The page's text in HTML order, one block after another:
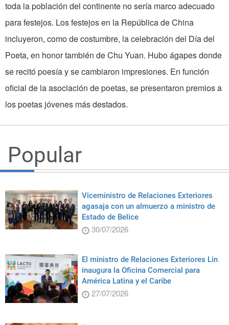
toda la población del continente no sería marco adecuado
para festejos. Los festejos en la República de China
incluyeron, como de costumbre, la celebración del Día del
Poeta, en honor también de Chu Yuan. Hubo ágapes donde
se recitó poesía y se cambiaron impresiones. En función
oficial de la asociación de poetas, se presentaron premios a
los poetas jóvenes más destados.
Popular
Viceministro de Relaciones Exteriores
agasaja con un almuerzo a ministro de
Estado de Belice
30/07/2026
El ministro de Relaciones Exteriores Lin
inaugura la Oficina Comercial para
América Latina y el Caribe
27/07/2026